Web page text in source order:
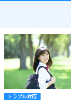
トラブル対応